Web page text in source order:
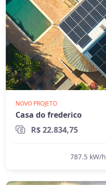
NOVO PROJETO
Casa do frederico
R$ 22.834,75
787.5 kW/h